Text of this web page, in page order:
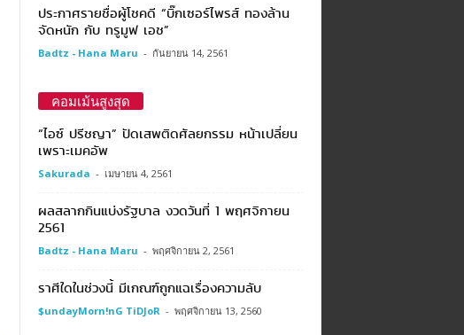
ประกาศรายชื่อผู้โชคดี “บิ๊กเซอร์ไพรส์ ทองล้าน
จัดหนัก กับ ทรูมูฟ เอช”
Badtz - Hana Maru - กันยายน 14, 2561
คอมเม้นสูงสุด
“ไอซ์ ปรีชญา” ปัดเสพติดศัลยกรรม หน้าเปลี่ยน
เพราะเมคอัพ
Sakurada - เมษายน 4, 2561
ผลสลากกินแบ่งรัฐบาล งวดวันที่ 1 พฤศจิกายน
2561
Badtz - Hana Maru - พฤศจิกายน 2, 2561
ราศีใดในช่วงนี้ มีเกณฑ์ถูกแฉเรื่องความลับ
$undayMorn!nG TiDJoR - พฤศจิกายน 13, 2560